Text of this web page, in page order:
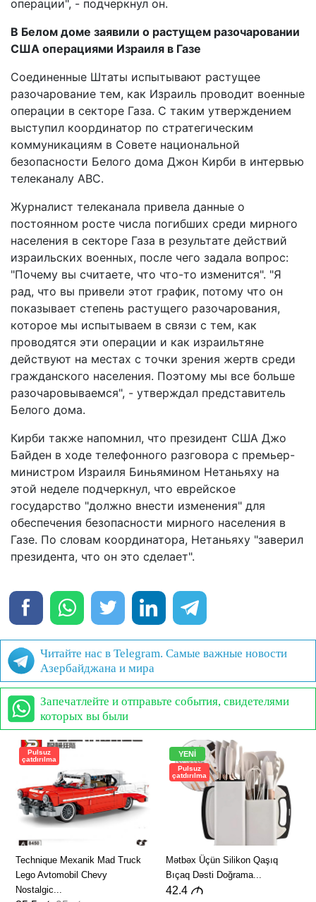
операции", - подчеркнул он.
В Белом доме заявили о растущем разочаровании
США операциями Израиля в Газе
Соединенные Штаты испытывают растущее
разочарование тем, как Израиль проводит военные
операции в секторе Газа. С таким утверждением
выступил координатор по стратегическим
коммуникациям в Совете национальной
безопасности Белого дома Джон Кирби в интервью
телеканалу ABC.
Журналист телеканала привела данные о
постоянном росте числа погибших среди мирного
населения в секторе Газа в результате действий
израильских военных, после чего задала вопрос:
"Почему вы считаете, что что-то изменится". "Я
рад, что вы привели этот график, потому что он
показывает степень растущего разочарования,
которое мы испытываем в связи с тем, как
проводятся эти операции и как израильтяне
действуют на местах с точки зрения жертв среди
гражданского населения. Поэтому мы все больше
разочаровываемся", - утверждал представитель
Белого дома.
Кирби также напомнил, что президент США Джо
Байден в ходе телефонного разговора с премьер-
министром Израиля Биньямином Нетаньяху на
этой неделе подчеркнул, что еврейское
государство "должно внести изменения" для
обеспечения безопасности мирного населения в
Газе. По словам координатора, Нетаньяху "заверил
президента, что он это сделает".
Читайте нас в Telegram. Самые важные новости
Азербайджана и мира
Запечатлейте и отправьте события, свидетелями
которых вы были